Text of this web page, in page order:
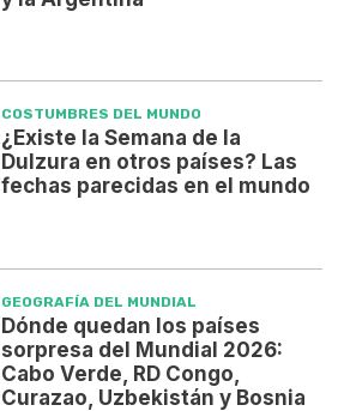
COSTUMBRES DEL MUNDO
¿Existe la Semana de la
Dulzura en otros países? Las
fechas parecidas en el mundo
GEOGRAFÍA DEL MUNDIAL
Dónde quedan los países
sorpresa del Mundial 2026:
Cabo Verde, RD Congo,
Curazao, Uzbekistán y Bosnia